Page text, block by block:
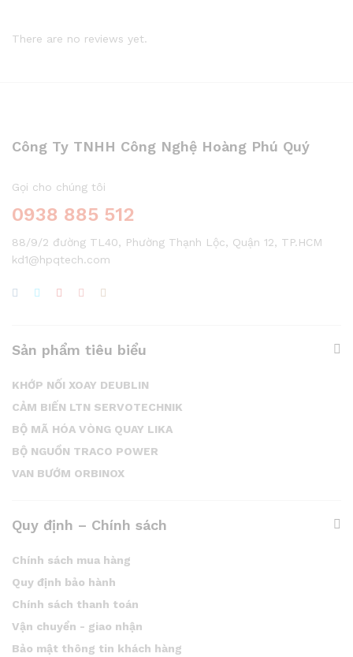
There are no reviews yet.
Công Ty TNHH Công Nghệ Hoàng Phú Quý
Gọi cho chúng tôi
0938 885 512
88/9/2 đường TL40, Phường Thạnh Lộc, Quận 12, TP.HCM
kd1@hpqtech.com
Sản phẩm tiêu biểu
KHỚP NỐI XOAY DEUBLIN
CẢM BIẾN LTN SERVOTECHNIK
BỘ MÃ HÓA VÒNG QUAY LIKA
BỘ NGUỒN TRACO POWER
VAN BƯỚM ORBINOX
Quy định – Chính sách
Chính sách mua hàng
Quy định bảo hành
Chính sách thanh toán
Vận chuyển - giao nhận
Bảo mật thông tin khách hàng